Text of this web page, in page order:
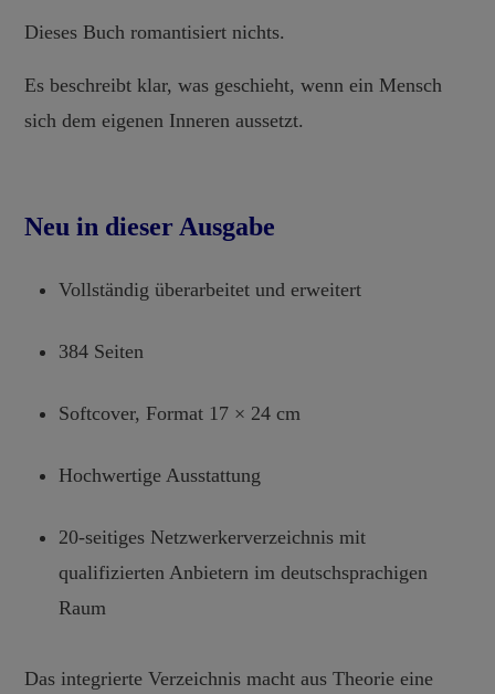
Dieses Buch romantisiert nichts.
Es beschreibt klar, was geschieht, wenn ein Mensch
sich dem eigenen Inneren aussetzt.
Neu in dieser Ausgabe
Vollständig überarbeitet und erweitert
384 Seiten
Softcover, Format 17 × 24 cm
Hochwertige Ausstattung
20-seitiges Netzwerkerverzeichnis mit
qualifizierten Anbietern im deutschsprachigen
Raum
Das integrierte Verzeichnis macht aus Theorie eine